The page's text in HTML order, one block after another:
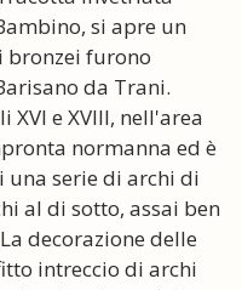
si apre un
bronzei furono
da Trani.
XVI e XVIII, nell'area
normanna ed è
serie di archi di
al di sotto, assai ben
decorazione delle
intreccio di archi